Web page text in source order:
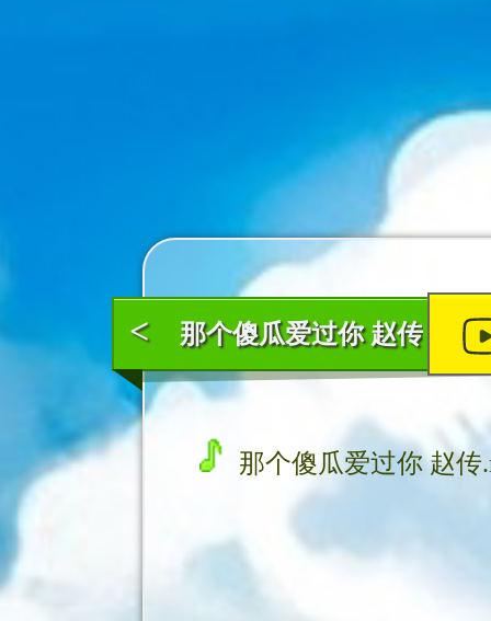
那个傻瓜爱过你 赵传
<
那个傻瓜爱过你 赵传